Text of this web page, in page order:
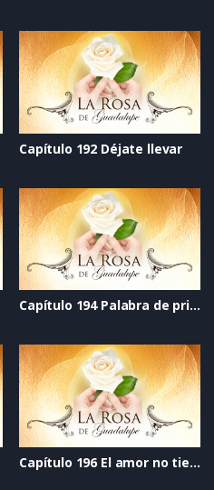
Capítulo 192 Déjate llevar
Capítulo 194 Palabra de princesa
Capítulo 196 El amor no tiene edad